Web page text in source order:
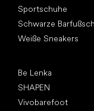
Sportschuhe
Schwarze
Weiße Sneakers
Be Lenka
SHAPEN
Vivobarefoot